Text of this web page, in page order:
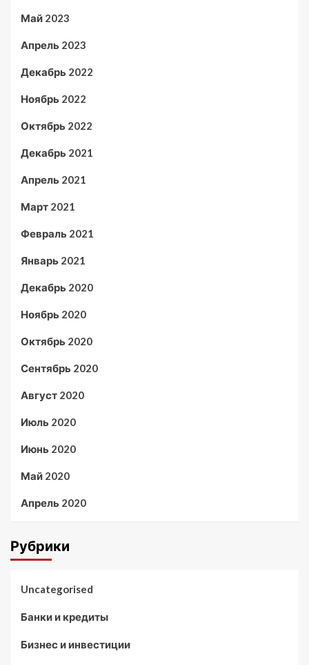
Май 2023
Апрель 2023
Декабрь 2022
Ноябрь 2022
Октябрь 2022
Декабрь 2021
Апрель 2021
Март 2021
Февраль 2021
Январь 2021
Декабрь 2020
Ноябрь 2020
Октябрь 2020
Сентябрь 2020
Август 2020
Июль 2020
Июнь 2020
Май 2020
Апрель 2020
Рубрики
Uncategorised
Банки и кредиты
Бизнес и инвестиции